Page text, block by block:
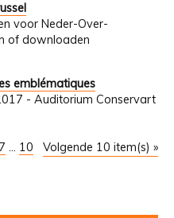
voor Neder-Over-
of downloaden
emblématiques
- Auditorium Conservart
Volgende 10 item(s) »
7 ... 10